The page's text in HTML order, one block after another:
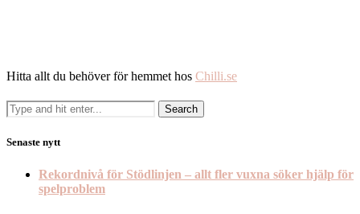
Hitta allt du behöver för hemmet hos Chilli.se
Senaste nytt
Rekordnivå för Stödlinjen – allt fler vuxna söker hjälp för
spelproblem